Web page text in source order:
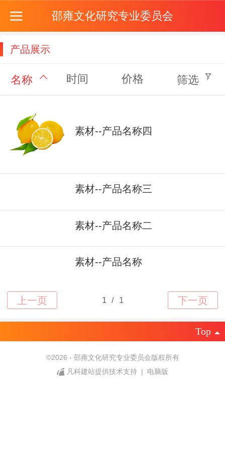
邵雍文化研究专业委员会
产品展示
名称 时间 价格 筛选
素材--产品名称四
素材--产品名称三
素材--产品名称二
素材--产品名称
Top
©2026 - 邵雍文化研究专业委员会版权所有
凡科建站提供技术支持
| 电脑版